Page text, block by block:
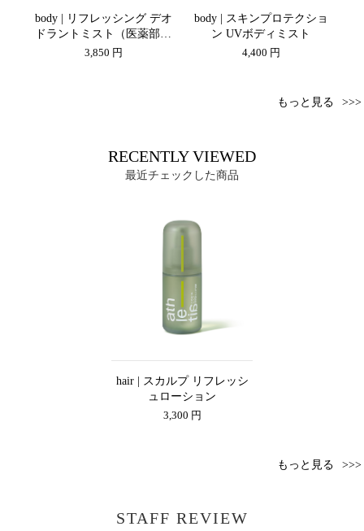
body | リフレッシング デオ
ドラントミスト（医薬部外
品）
3,850 円
body | スキンプロテクショ
ン UVボディミスト
4,400 円
もっと見る
RECENTLY VIEWED
最近チェックした商品
hair | スカルプ リフレッシ
ュローション
3,300 円
もっと見る
STAFF REVIEW